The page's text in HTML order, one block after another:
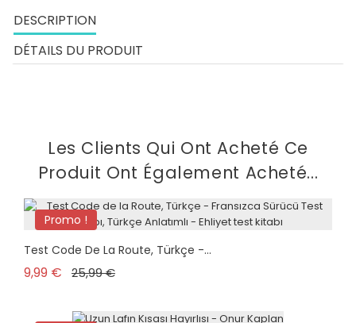
DESCRIPTION
DÉTAILS DU PRODUIT
Les Clients Qui Ont Acheté Ce
Produit Ont Également Acheté...
Promo !
Test Code De La Route, Türkçe -...
9,99 € Prix de base
25,99 €Prix